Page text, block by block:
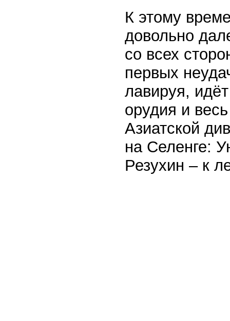
К этому
довольно
со всех
первых
лавируя,
орудия и
Азиатской
на Селенге:
Резухин – к